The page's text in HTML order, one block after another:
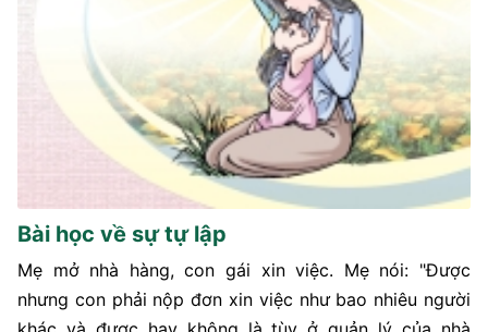
Bài học về sự tự lập
Mẹ mở nhà hàng, con gái xin việc. Mẹ nói: "Được
nhưng con phải nộp đơn xin việc như bao nhiêu người